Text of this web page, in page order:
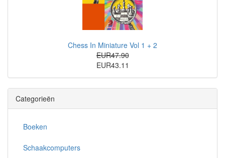
Chess In Miniature Vol 1 + 2
EUR47.90
EUR43.11
Categorieën
Boeken
Schaakcomputers